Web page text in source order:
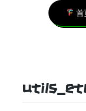
首